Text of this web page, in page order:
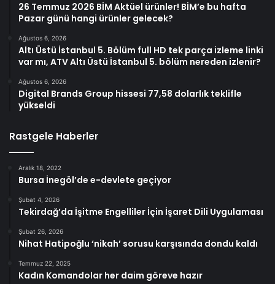
26 Temmuz 2026 BİM Aktüel ürünler! BİM’e bu hafta
Pazar günü hangi ürünler gelecek?
Ağustos 6, 2026
Altı Üstü İstanbul 5. Bölüm full HD tek parça izleme linki
var mı, ATV Altı Üstü İstanbul 5. bölüm nereden izlenir?
Ağustos 6, 2026
Digital Brands Group hissesi 77,58 dolarlık teklifle
yükseldi
Rastgele Haberler
Aralık 18, 2022
Bursa İnegöl’de e-devlete geçiyor
Şubat 4, 2026
Tekirdağ’da İşitme Engelliler İçin İşaret Dili Uygulaması
Şubat 26, 2026
Nihat Hatipoğlu ‘nikah’ sorusu karşısında dondu kaldı
Temmuz 22, 2025
Kadın Komandolar her daim göreve hazır